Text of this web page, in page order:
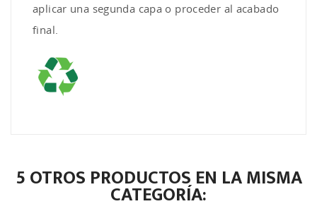
aplicar una segunda capa o proceder al acabado
final.
5 OTROS PRODUCTOS EN LA MISMA
CATEGORÍA: